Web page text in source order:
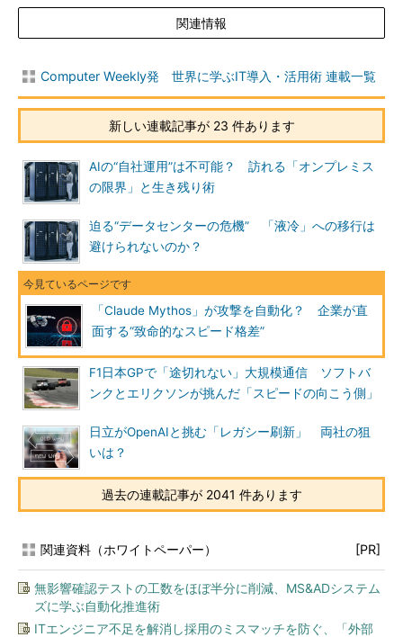
関連情報
Computer Weekly発 世界に学ぶIT導入・活用術 連載一覧
新しい連載記事が 23 件あります
AIの“自社運用”は不可能？ 訪れる「オンプレミス
の限界」と生き残り術
迫る“データセンターの危機” 「液冷」への移行は
避けられないのか？
「Claude Mythos」が攻撃を自動化？ 企業が直
面する“致命的なスピード格差”
F1日本GPで「途切れない」大規模通信 ソフトバ
ンクとエリクソンが挑んだ「スピードの向こう側」
日立がOpenAIと挑む「レガシー刷新」 両社の狙
いは？
過去の連載記事が 2041 件あります
関連資料（ホワイトペーパー） [PR]
無影響確認テストの工数をほぼ半分に削減、MS&ADシステム
ズに学ぶ自動化推進術
ITエンジニア不足を解消し採用のミスマッチを防ぐ、「外部